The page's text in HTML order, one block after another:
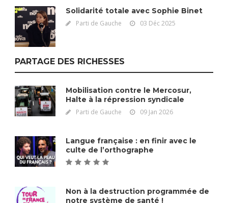
Solidarité totale avec Sophie Binet
Parti de Gauche 03 Déc 2025
PARTAGE DES RICHESSES
Mobilisation contre le Mercosur,
Halte à la répression syndicale
Parti de Gauche 09 Jan 2026
Langue française : en finir avec le
culte de l’orthographe
Non à la destruction programmée de
notre système de santé !